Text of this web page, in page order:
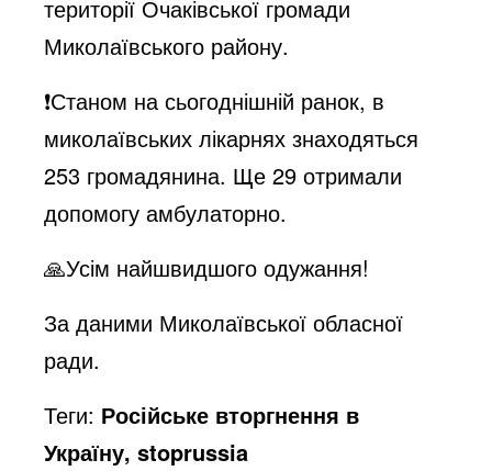
території Очаківської громади
Миколаївського району.
❗️Станом на сьогоднішній ранок, в
миколаївських лікарнях знаходяться
253 громадянина. Ще 29 отримали
допомогу амбулаторно.
🙏Усім найшвидшого одужання!
За даними Миколаївської обласної
ради.
Теги: Російське вторгнення в
Україну, stoprussia